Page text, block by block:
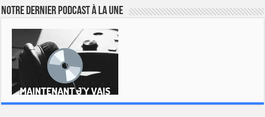
Notre dernier podcast à la une